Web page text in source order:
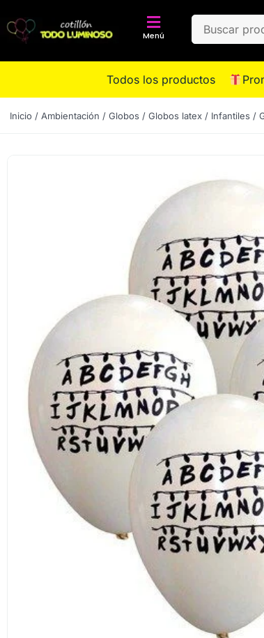
Menú
Todos los productos
Inicio / Ambientación / Globos / Globos latex / Infantiles /